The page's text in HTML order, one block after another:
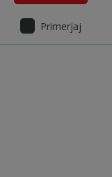
Primerjaj